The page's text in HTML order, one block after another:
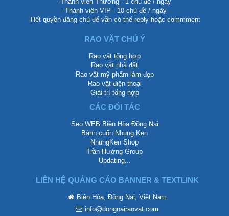
-Thành viên VIP - 10 chủ đề / ngày
-Hết quyền đăng chủ để vẫn có thể reply hoặc commment
RAO VẶT CHÚ Ý
Rao vặt tổng hợp
Rao vặt nhà đất
Rao vặt mỹ phẩm làm đẹp
Rao vặt điện thoại
Giải trí tổng hợp
CÁC ĐỐI TÁC
Seo WEB Biên Hòa Đồng Nai
Bánh cuốn Nhung Ken
NhungKen Shop
Trần Hướng Group
Updating...
LIÊN HỆ QUẢNG CÁO BANNER & TEXTLINK
Biên Hòa, Đồng Nai, Việt Nam
info@dongnairaovat.com